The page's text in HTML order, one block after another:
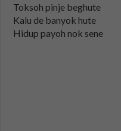
Toksoh pinje beghute
Kalu de banyok hute
Hidup payoh nok sene